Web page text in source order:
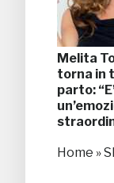
Melita
torna in
parto:
Home »